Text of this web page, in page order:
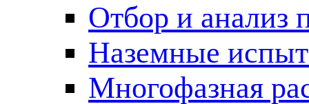
Отбор и анализ
Наземные
Многофазная